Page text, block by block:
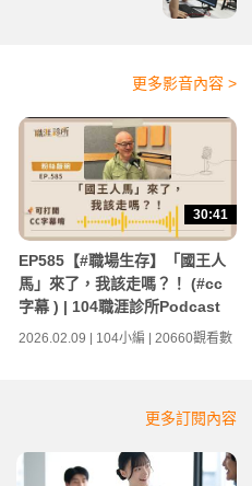
更多影音內容 >
30:41
EP585【#職場生存】「國王人
馬」來了，我該走嗎？！ (#cc
字幕 ) | 104職涯診所Podcast
2026.02.09 | 104小編 | 20660觀看數
更多訂閱內容